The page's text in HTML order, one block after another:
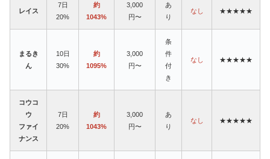
レイス
7日
20%
約
1043%
3,000
円〜
あ
り
なし ★★★★★
まるき
ん
10日
30%
約
1095%
3,000
円〜
条
件
付
き
なし ★★★★★
コウコ
ウ
ファイ
ナンス
7日
20%
約
1043%
3,000
円〜
あ
り
なし ★★★★★